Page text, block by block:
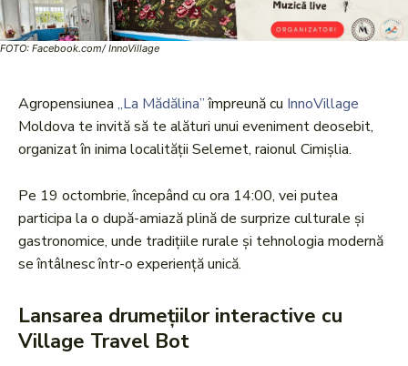
FOTO: Facebook.com/ InnoVillage
Agropensiunea „La Mădălina”împreună cu InnoVillage
Moldova te invită să te alături unui eveniment deosebit,
organizat în inima localității Selemet, raionul Cimișlia.
Pe 19 octombrie, începând cu ora 14:00, vei putea
participa la o după-amiază plină de surprize culturale și
gastronomice, unde tradițiile rurale și tehnologia modernă
se întâlnesc într-o experiență unică.
Lansarea drumețiilor interactive cu
Village Travel Bot